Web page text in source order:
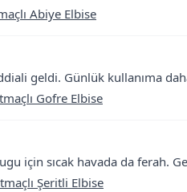
Abiye Elbise
geldi. Günlük kullanıma
Gofre Elbise
için sıcak havada da ferah.
Şeritli Elbise